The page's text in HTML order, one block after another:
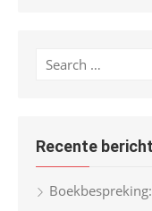
c
f
Recente